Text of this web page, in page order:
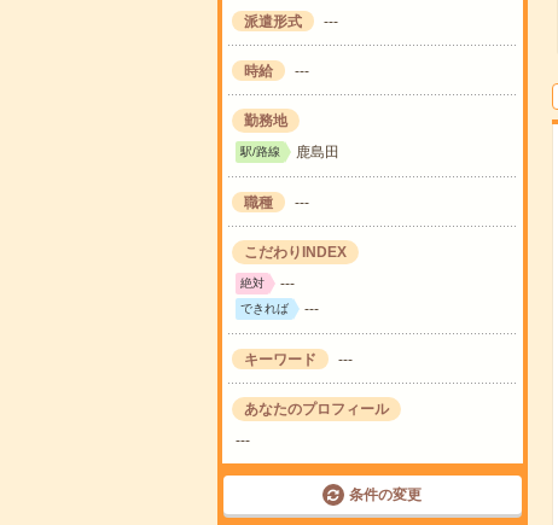
派遣形式 ---
時給 ---
勤務地
駅/路線 鹿島田
職種 ---
こだわりINDEX
絶対 ---
できれば ---
キーワード ---
あなたのプロフィール
---
条件の変更